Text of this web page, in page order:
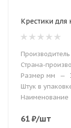
Крестики
Производитель
Страна-
Размер мм
—
Штук в
Наименование
61 ₽/шт